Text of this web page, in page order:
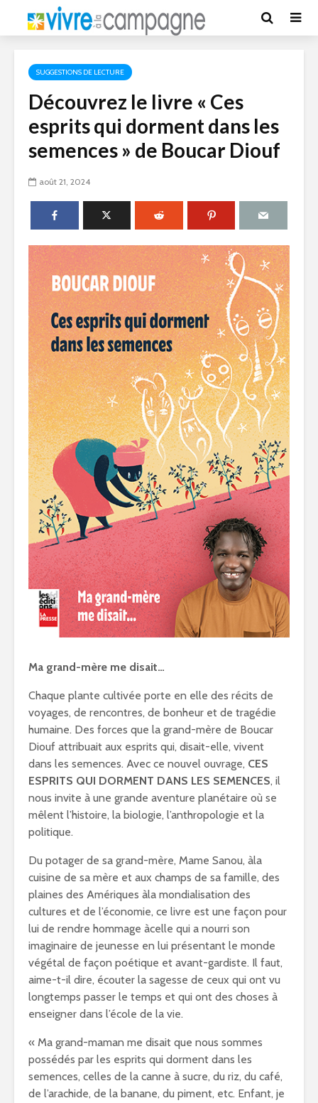
SUGGESTIONS DE LECTURE
Découvrez le livre « Ces
esprits qui dorment dans les
semences » de Boucar Diouf
août 21, 2024
Ma grand-mère me disait…
Chaque plante cultivée porte en elle des récits de
voyages, de rencontres, de bonheur et de tragédie
humaine. Des forces que la grand-mère de Boucar
Diouf attribuait aux esprits qui, disait-elle, vivent
dans les semences. Avec ce nouvel ouvrage, CES
ESPRITS QUI DORMENT DANS LES SEMENCES, il
nous invite à une grande aventure planétaire où se
mêlent l’histoire, la biologie, l’anthropologie et la
politique.
Du potager de sa grand-mère, Mame Sanou, àla
cuisine de sa mère et aux champs de sa famille, des
plaines des Amériques àla mondialisation des
cultures et de l’économie, ce livre est une façon pour
lui de rendre hommage àcelle qui a nourri son
imaginaire de jeunesse en lui présentant le monde
végétal de façon poétique et avant-gardiste. Il faut,
aime-t-il dire, écouter la sagesse de ceux qui ont vu
longtemps passer le temps et qui ont des choses à
enseigner dans l’école de la vie.
« Ma grand-maman me disait que nous sommes
possédés par les esprits qui dorment dans les
semences, celles de la canne à sucre, du riz, du café,
de l’arachide, de la banane, du piment, etc. Enfant, je